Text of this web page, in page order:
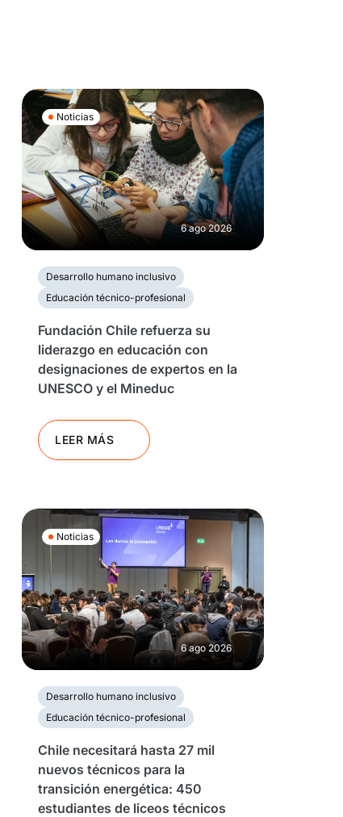
Noticias
6 ago 2026
Desarrollo humano inclusivo
Educación técnico-profesional
Fundación Chile refuerza su
liderazgo en educación con
designaciones de expertos en la
UNESCO y el Mineduc
LEER MÁS
Noticias
6 ago 2026
Desarrollo humano inclusivo
Educación técnico-profesional
Chile necesitará hasta 27 mil
nuevos técnicos para la
transición energética: 450
estudiantes de liceos técnicos